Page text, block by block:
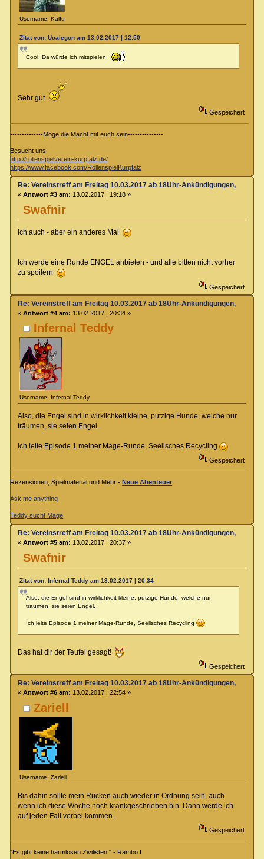
Username: Kalfu
Zitat von: Ucalegon am 13.02.2017 | 12:50
Cool. Da würde ich mitspielen.
Sehr gut
Gespeichert
--------------Möge die Macht mit euch sein---------------
Besucht uns:
http://rollenspielverein-kurpfalz.de/
https://www.facebook.com/RollenspielKurpfalz
Swafnir
Re: Vereinstreff am Freitag 10.03.2017 ab 18Uhr-Ankündigungen,
« Antwort #3 am: 13.02.2017 | 19:18 »
Ich auch - aber ein anderes Mal
Ich werde eine Runde ENGEL anbieten - und alle bitten nicht vorher
zu spoilern
Gespeichert
Infernal Teddy
Username: Infernal Teddy
Re: Vereinstreff am Freitag 10.03.2017 ab 18Uhr-Ankündigungen,
« Antwort #4 am: 13.02.2017 | 20:34 »
Also, die Engel sind in wirklichkeit kleine, putzige Hunde, welche nur
träumen, sie seien Engel.
Ich leite Episode 1 meiner Mage-Runde, Seelisches Recycling
Gespeichert
Rezensionen, Spielmaterial und Mehr -Neue Abenteuer
Ask me anything
Teddy sucht Mage
Swafnir
Re: Vereinstreff am Freitag 10.03.2017 ab 18Uhr-Ankündigungen,
« Antwort #5 am: 13.02.2017 | 20:37 »
Zitat von: Infernal Teddy am 13.02.2017 | 20:34
Also, die Engel sind in wirklichkeit kleine, putzige Hunde, welche nur
träumen, sie seien Engel.
Ich leite Episode 1 meiner Mage-Runde, Seelisches Recycling
Das hat dir der Teufel gesagt!
Gespeichert
Zariell
Username: Zariell
Re: Vereinstreff am Freitag 10.03.2017 ab 18Uhr-Ankündigungen,
« Antwort #6 am: 13.02.2017 | 22:54 »
Bis dahin sollte mein Rücken auch wieder in Ordnung sein, auch
wenn ich diese Woche noch krankgeschrieben bin. Dann werde ich
auf jeden Fall vorbei kommen.
Gespeichert
"Es gibt keine harmlosen Zivilisten!" - Rambo I